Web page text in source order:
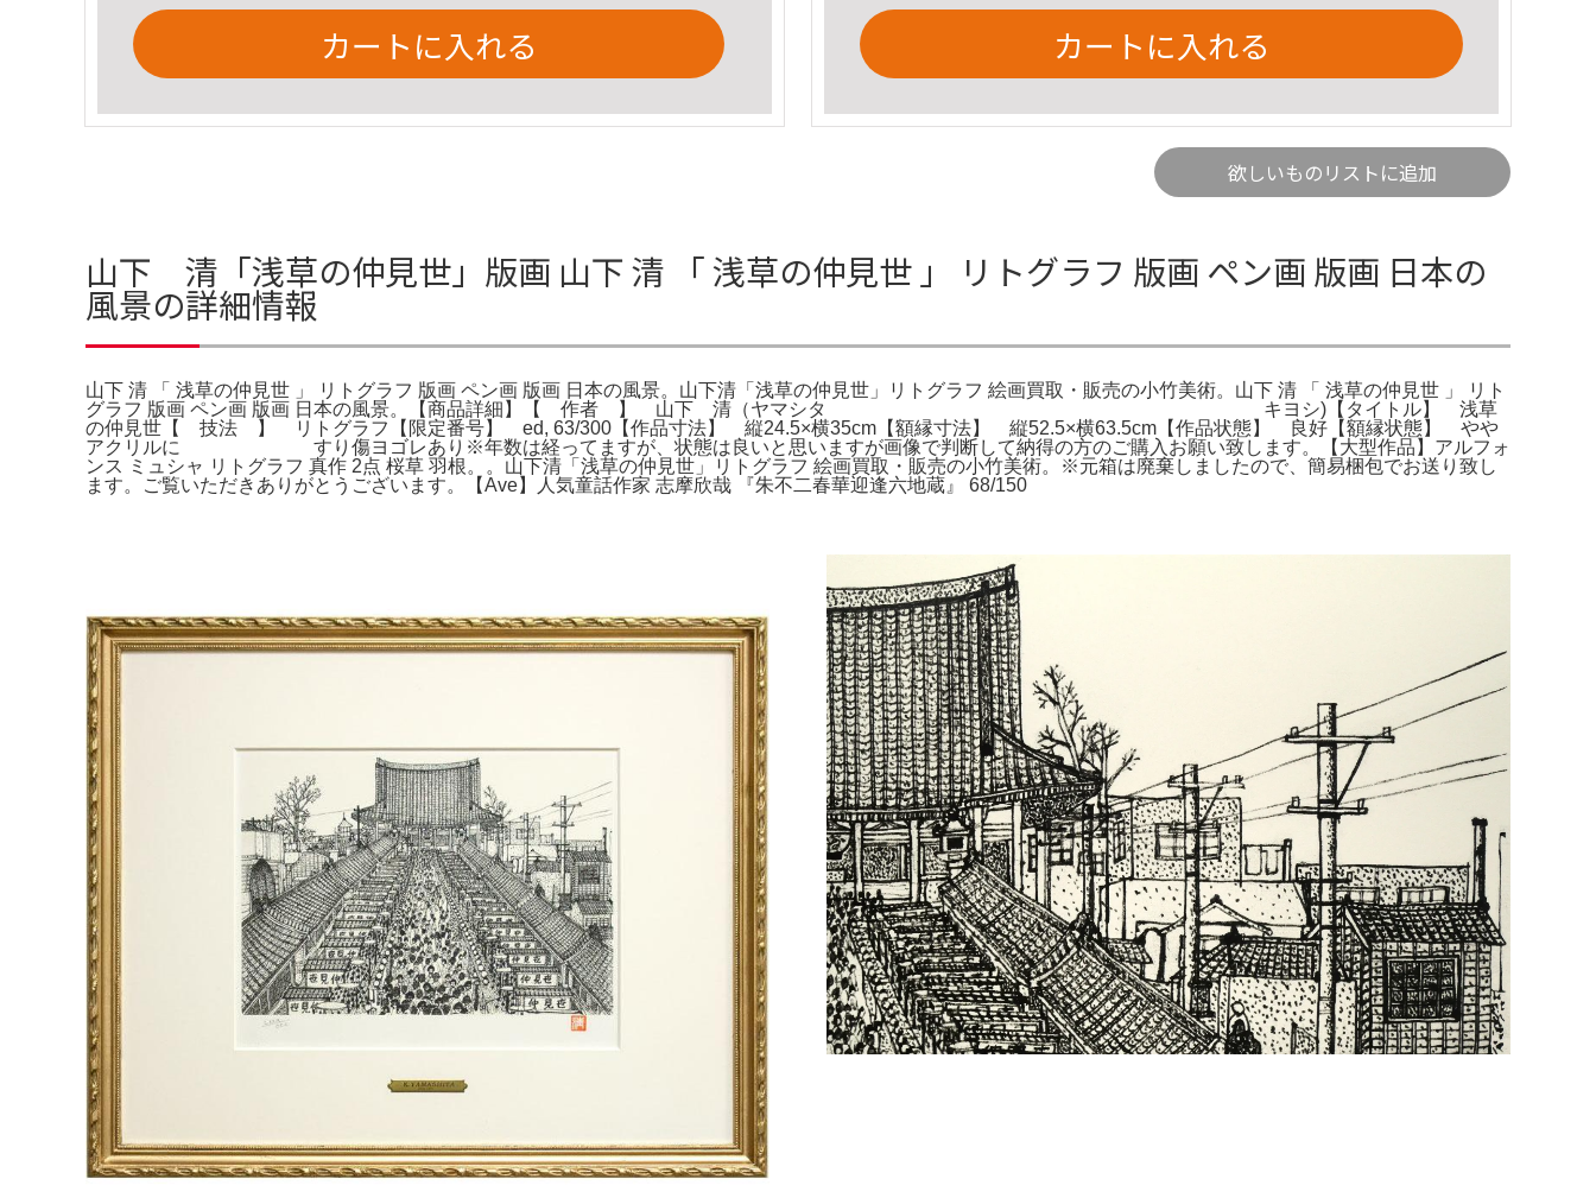
カートに入れる カートに入れる
欲しいものリストに追加
山下 清「浅草の仲見世」版画 山下 清 「 浅草の仲見世 」 リトグラフ 版画 ペン画 版画 日本の
風景の詳細情報
山下 清 「 浅草の仲見世 」 リトグラフ 版画 ペン画 版画 日本の風景。山下清「浅草の仲見世」リトグラフ 絵画買取・販売の小竹美術。山下 清 「 浅草の仲見世 」 リト
グラフ 版画 ペン画 版画 日本の風景。【商品詳細】【 作者 】 山下 清（ヤマシタ キヨシ)【タイトル】 浅草
の仲見世【 技法 】 リトグラフ【限定番号】 ed, 63/300【作品寸法】 縦24.5×横35cm【額縁寸法】 縦52.5×横63.5cm【作品状態】 良好【額縁状態】 やや
アクリルに すり傷ヨゴレあり※年数は経ってますが、状態は良いと思いますが画像で判断して納得の方のご購入お願い致します。【大型作品】アルフォ
ンス ミュシャ リトグラフ 真作 2点 桜草 羽根。。山下清「浅草の仲見世」リトグラフ 絵画買取・販売の小竹美術。※元箱は廃棄しましたので、簡易梱包でお送り致し
ます。ご覧いただきありがとうございます。【Ave】人気童話作家 志摩欣哉 『朱不二春華迎逢六地蔵』 68/150